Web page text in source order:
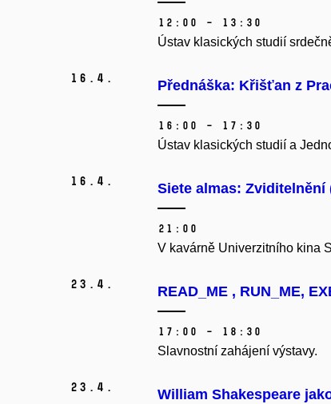
12:00 – 13:30
Ústav klasických studií
16. 4. Přednáška: Křišťan z
16:00 – 17:30
Ústav klasických studií a
16. 4. Siete almas: Zviditelnění
21:00
V kavárně Univerzitního kina
23. 4. READ_ME , RUN_ME,
17:00 – 18:30
Slavnostní zahájení výstavy.
23. 4. William Shakespeare